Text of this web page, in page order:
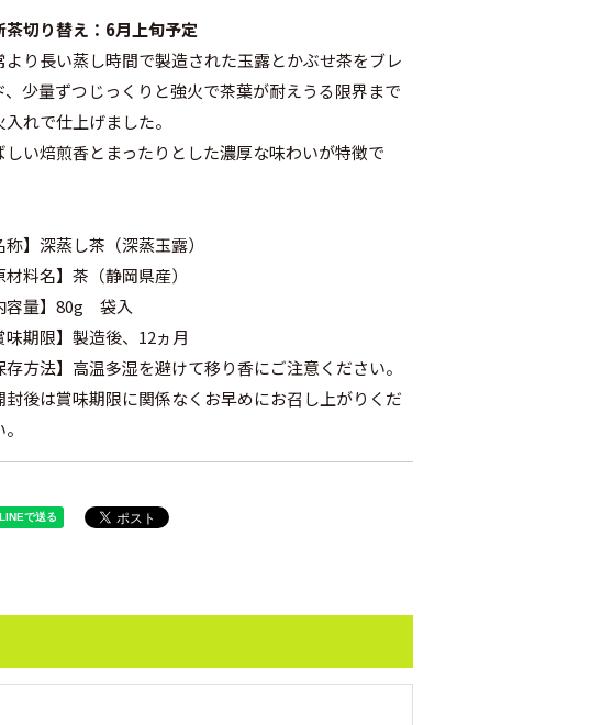
切り替え：6月上旬予定
より長い蒸し時間で製造された玉露とかぶせ茶をブレ
、少量ずつじっくりと強火で茶葉が耐えうる限界まで
入れで仕上げました。
しい焙煎香とまったりとした濃厚な味わいが特徴で
称】深蒸し茶（深蒸玉露）
材料名】茶（静岡県産）
容量】80g 袋入
味期限】製造後、12ヵ月
存方法】高温多湿を避けて移り香にご注意ください。
後は賞味期限に関係なくお早めにお召し上がりくだ